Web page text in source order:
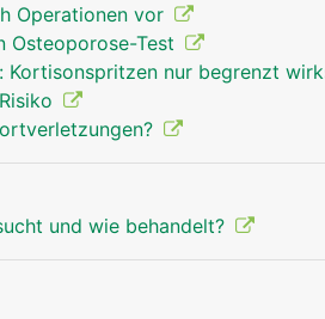
Operationen vor
Osteoporose-Test
Kortisonspritzen nur begrenzt
und wie behandelt?